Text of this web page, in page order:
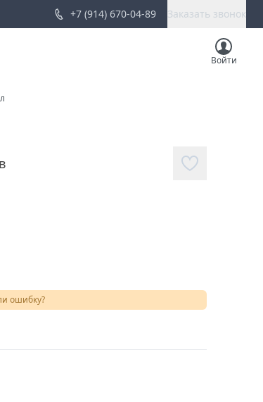
+7 (914) 670-04-89 Заказать звонок
Войти
ошибку?